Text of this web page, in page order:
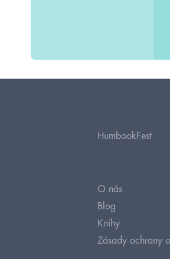
HumbookFest
O nás
Blog
Knihy
Zásady ochrany